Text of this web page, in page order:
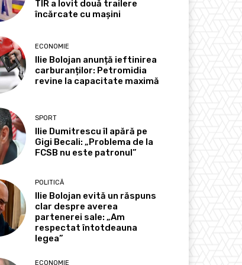
TIR a lovit două trailere
încărcate cu mașini
ECONOMIE
Ilie Bolojan anunță ieftinirea
carburanților: Petromidia
revine la capacitate maximă
SPORT
Ilie Dumitrescu îl apără pe
Gigi Becali: „Problema de la
FCSB nu este patronul”
POLITICĂ
Ilie Bolojan evită un răspuns
clar despre averea
partenerei sale: „Am
respectat întotdeauna
legea”
ECONOMIE